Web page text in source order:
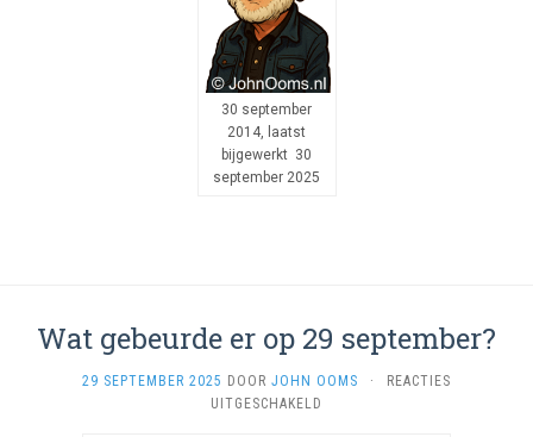
30 september
2014, laatst
bijgewerkt 30
september 2025
Wat gebeurde er op 29 september?
29 SEPTEMBER 2025 DOOR JOHN OOMS ·
REACTIES
UITGESCHAKELD